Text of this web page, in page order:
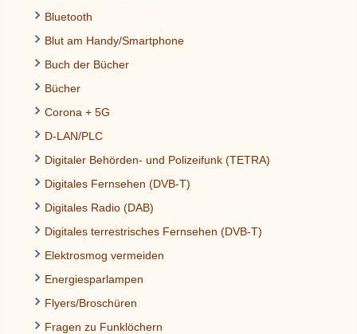
Bluetooth
Blut am Handy/Smartphone
Buch der Bücher
Bücher
Corona + 5G
D-LAN/PLC
Digitaler Behörden- und Polizeifunk (TETRA)
Digitales Fernsehen (DVB-T)
Digitales Radio (DAB)
Digitales terrestrisches Fernsehen (DVB-T)
Elektrosmog vermeiden
Energiesparlampen
Flyers/Broschüren
Fragen zu Funklöchern